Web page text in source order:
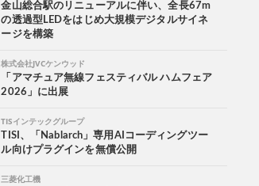
金山総合駅のリニューアルに伴い、全長67m
の透過型LEDをはじめ大規模デジタルサイネ
ージを構築
株式会社JVCケンウッド
「アマチュア無線フェスティバル ハムフェア
2026」に出展
TISインテックグループ
TISI、「Nablarch」専用AIコーディングツー
ル向けプラグインを無償公開
三菱化工機